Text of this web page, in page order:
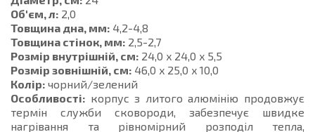
Об'єм, л: 2,0
Товщина дна, мм: 4,2-4,8
Товщина стінок, мм: 2,5-2,7
Розмір внутрішній, см: 24,0 x 24,0 x 5,5
Розмір зовнішній, см: 46,0 x 25,0 x 10,0
Колір: чорний/зелений
Особливості: корпус з литого алюмінію продовжує
термін служби сковороди, забезпечує швидке
нагрівання та рівномірний розподіл тепла,